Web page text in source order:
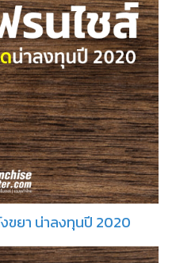
ขยา น่าลงทุนปี 2020